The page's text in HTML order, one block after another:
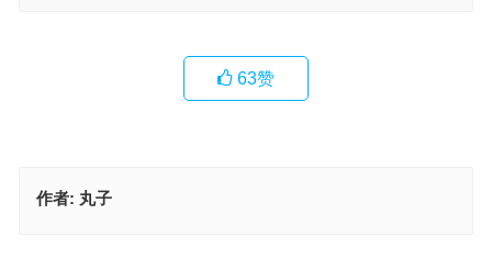
63赞
作者: 丸子